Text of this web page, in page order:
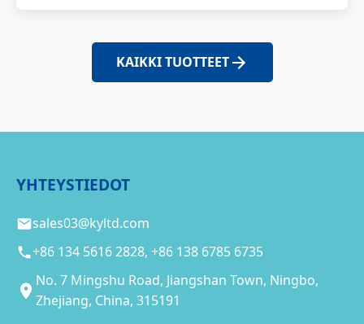
KAIKKI TUOTTEET
YHTEYSTIEDOT
sales03@kyltd.com
+86 134 5616 2828, +86 138 6785 6735
No. 7 Mingshu Road, Jiangshan Town, Ningbo,
Zhejiang, China, 315191